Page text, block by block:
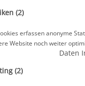
(2)
erfassen anonyme
Website noch weiter
Daten
(2)